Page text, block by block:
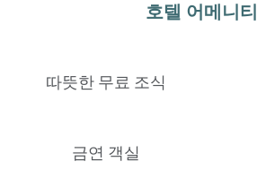
호텔 어메니티
따뜻한 무료 조식
금연 객실